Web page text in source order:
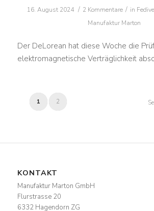
16. August 2024 / 2 Kommentare / in
Manufaktur Marton
Der DeLorean hat diese Woche die
elektromagnetische Verträglichkeit
1 2
KONTAKT
Manufaktur Marton GmbH
Flurstrasse 20
6332 Hagendorn ZG